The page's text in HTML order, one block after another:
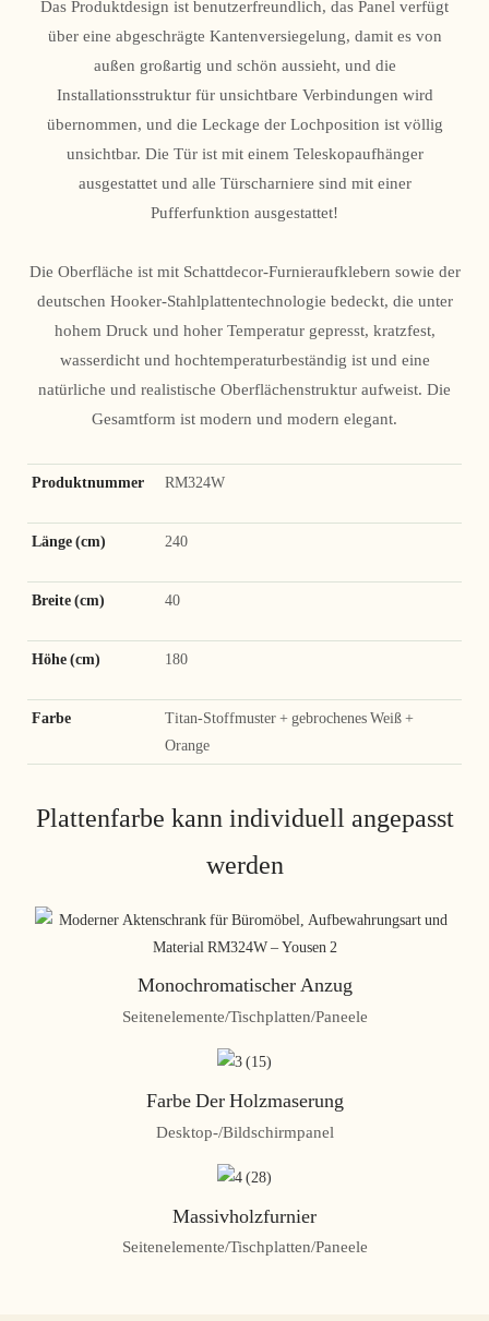
Das Produktdesign ist benutzerfreundlich, das Panel verfügt
über eine abgeschrägte Kantenversiegelung, damit es von
außen großartig und schön aussieht, und die
Installationsstruktur für unsichtbare Verbindungen wird
übernommen, und die Leckage der Lochposition ist völlig
unsichtbar. Die Tür ist mit einem Teleskopaufhänger
ausgestattet und alle Türscharniere sind mit einer
Pufferfunktion ausgestattet!
Die Oberfläche ist mit Schattdecor-Furnieraufklebern sowie der
deutschen Hooker-Stahlplattentechnologie bedeckt, die unter
hohem Druck und hoher Temperatur gepresst, kratzfest,
wasserdicht und hochtemperaturbeständig ist und eine
natürliche und realistische Oberflächenstruktur aufweist. Die
Gesamtform ist modern und modern elegant.
Produktnummer RM324W
Länge (cm) 240
Breite (cm) 40
Höhe (cm) 180
Farbe
Titan-Stoffmuster + gebrochenes Weiß +
Orange
Plattenfarbe kann individuell angepasst
werden
Monochromatischer Anzug
Seitenelemente/Tischplatten/Paneele
Farbe Der Holzmaserung
Desktop-/Bildschirmpanel
Massivholzfurnier
Seitenelemente/Tischplatten/Paneele